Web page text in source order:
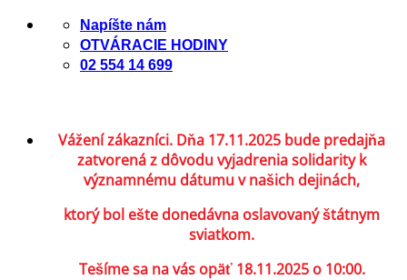
Skip
Napíšte nám
OTVÁRACIE HODINY
02 554 14 699
Vážení zákazníci. Dňa 17.11.2025 bude predajňa
zatvorená z dôvodu vyjadrenia solidarity k
významnému dátumu v našich dejinách,
ktorý bol ešte donedávna oslavovaný štátnym
sviatkom.
Tešíme sa na vás opäť 18.11.2025 o 10:00.